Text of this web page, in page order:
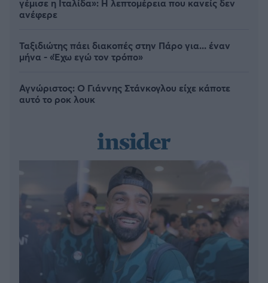
γέμισε η Ιταλίδα»: Η λεπτομέρεια που κανείς δεν
ανέφερε
Ταξιδιώτης πάει διακοπές στην Πάρο για... έναν
μήνα - «Έχω εγώ τον τρόπο»
Αγνώριστος: O Γιάννης Στάνκογλου είχε κάποτε
αυτό το ροκ λουκ